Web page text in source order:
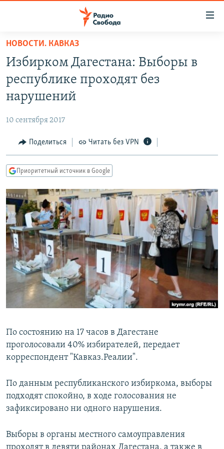
упрощенного
доступа
основному
Вернутся
Вернутся
поиску
ПРОГРАММЫ
ПОДКАСТЫ
АВТОРСКИЕ ПРОЕКТЫ
МНЕНИЯ
КУЛЬТУРА
КАВКАЗ.РЕАЛИИ
СЕВЕР.РЕАЛИИ
СИБИРЬ.РЕАЛИИ
РАСПИСАНИЕ ВЕЩАНИЯ
ПОДПИШИТЕСЬ НА РАССЫЛКУ
СОЦИАЛЬНЫЕ СЕТИ
Все сайты РСЕ/РС
НОВОСТИ. КАВКАЗ
Избирком Дагестана: Выборы в
республике проходят без
нарушений
10 сентября 2017
Поделиться Читать без VPN
Приоритетный источник в Google
По состоянию на 17 часов в Дагестане
проголосовали 40% избирателей, передает
корреспондент "Кавказ.Реалии".
По данным республиканского избиркома, выборы
подходят спокойно, в ходе голосования не
зафиксировано ни одного нарушения.
Выборы в органы местного самоуправления